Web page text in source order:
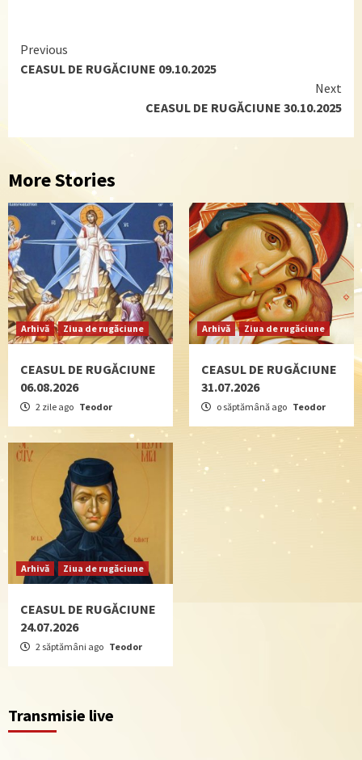
Continue
Reading
Previous
CEASUL DE RUGĂCIUNE 09.10.2025
Next
CEASUL DE RUGĂCIUNE 30.10.2025
More Stories
Arhivă Ziua de rugăciune
CEASUL DE RUGĂCIUNE
06.08.2026
2 zile ago Teodor
Arhivă Ziua de rugăciune
CEASUL DE RUGĂCIUNE
31.07.2026
o săptămână ago Teodor
Arhivă Ziua de rugăciune
CEASUL DE RUGĂCIUNE
24.07.2026
2 săptămâni ago Teodor
Transmisie live